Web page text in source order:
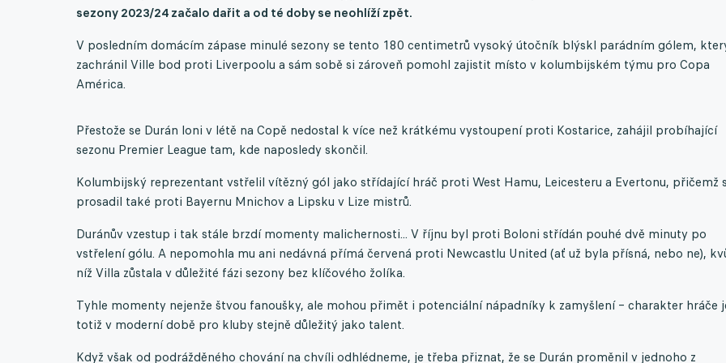
sezony 2023/24 začalo dařit a od té doby se neohlíží zpět.
V posledním domácím zápase minulé sezony se tento 180 centimetrů vysoký útočník blýskl parádním gólem,
zachránil Ville bod proti Liverpoolu a sám sobě si zároveň pomohl zajistit místo v kolumbijském týmu pro Copa
América.
Přestože se Durán loni v létě na Copě nedostal k více než krátkému vystoupení proti Kostarice, zahájil probíhající
sezonu Premier League tam, kde naposledy skončil.
Kolumbijský reprezentant vstřelil vítězný gól jako střídající hráč proti West Hamu, Leicesteru a Evertonu, přičemž
prosadil také proti Bayernu Mnichov a Lipsku v Lize mistrů.
Duránův vzestup i tak stále brzdí momenty malichernosti... V říjnu byl proti Boloni střídán pouhé dvě minuty po
vstřelení gólu. A nepomohla mu ani nedávná přímá červená proti Newcastlu United (ať už byla přísná, nebo ne),
níž Villa zůstala v důležité fázi sezony bez klíčového žolíka.
Tyhle momenty nejenže štvou fanoušky, ale mohou přimět i potenciální nápadníky k zamyšlení – charakter hráče
totiž v moderní době pro kluby stejně důležitý jako talent.
Když však od podrážděného chování na chvíli odhlédneme, je třeba přiznat, že se Durán proměnil v jednoho z